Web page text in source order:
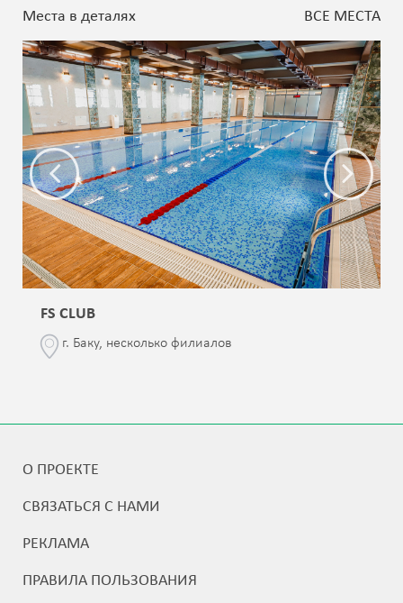
Места в деталях ВСЕ МЕСТА
FS CLUB
г. Баку, несколько филиалов
О ПРОЕКТЕ
СВЯЗАТЬСЯ С НАМИ
РЕКЛАМА
ПРАВИЛА ПОЛЬЗОВАНИЯ